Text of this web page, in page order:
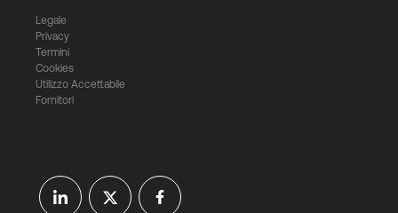
Legale
Privacy
Termini
Cookies
Utilizzo Accettabile
Fornitori